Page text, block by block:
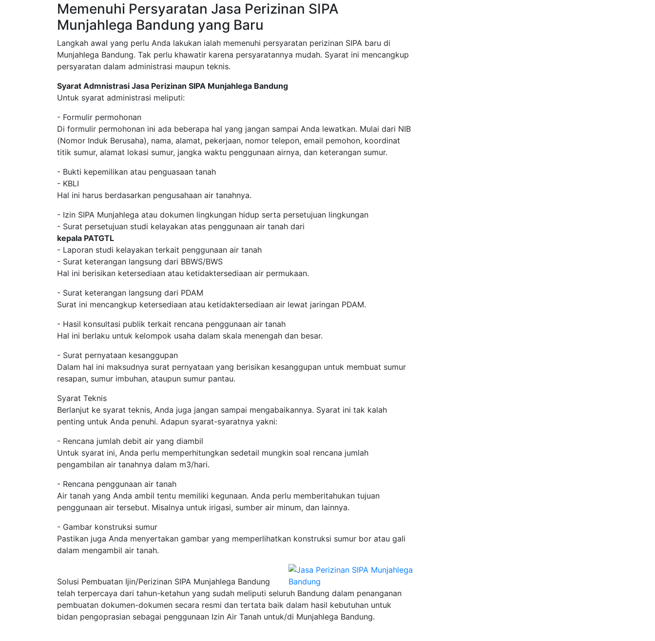
Memenuhi Persyaratan Jasa Perizinan SIPA
Munjahlega Bandung yang Baru
Langkah awal yang perlu Anda lakukan ialah memenuhi persyaratan perizinan SIPA baru di
Munjahlega Bandung. Tak perlu khawatir karena persyaratannya mudah. Syarat ini mencangkup
persyaratan dalam administrasi maupun teknis.
Syarat Admnistrasi Jasa Perizinan SIPA Munjahlega Bandung
Untuk syarat administrasi meliputi:
- Formulir permohonan
Di formulir permohonan ini ada beberapa hal yang jangan sampai Anda lewatkan. Mulai dari NIB
(Nomor Induk Berusaha), nama, alamat, pekerjaan, nomor telepon, email pemohon, koordinat
titik sumur, alamat lokasi sumur, jangka waktu penggunaan airnya, dan keterangan sumur.
- Bukti kepemilikan atau penguasaan tanah
- KBLI
Hal ini harus berdasarkan pengusahaan air tanahnya.
- Izin SIPA Munjahlega atau dokumen lingkungan hidup serta persetujuan lingkungan
- Surat persetujuan studi kelayakan atas penggunaan air tanah dari
kepala PATGTL
- Laporan studi kelayakan terkait penggunaan air tanah
- Surat keterangan langsung dari BBWS/BWS
Hal ini berisikan ketersediaan atau ketidaktersediaan air permukaan.
- Surat keterangan langsung dari PDAM
Surat ini mencangkup ketersediaan atau ketidaktersediaan air lewat jaringan PDAM.
- Hasil konsultasi publik terkait rencana penggunaan air tanah
Hal ini berlaku untuk kelompok usaha dalam skala menengah dan besar.
- Surat pernyataan kesanggupan
Dalam hal ini maksudnya surat pernyataan yang berisikan kesanggupan untuk membuat sumur
resapan, sumur imbuhan, ataupun sumur pantau.
Syarat Teknis
Berlanjut ke syarat teknis, Anda juga jangan sampai mengabaikannya. Syarat ini tak kalah
penting untuk Anda penuhi. Adapun syarat-syaratnya yakni:
- Rencana jumlah debit air yang diambil
Untuk syarat ini, Anda perlu memperhitungkan sedetail mungkin soal rencana jumlah
pengambilan air tanahnya dalam m3/hari.
- Rencana penggunaan air tanah
Air tanah yang Anda ambil tentu memiliki kegunaan. Anda perlu memberitahukan tujuan
penggunaan air tersebut. Misalnya untuk irigasi, sumber air minum, dan lainnya.
- Gambar konstruksi sumur
Pastikan juga Anda menyertakan gambar yang memperlihatkan konstruksi sumur bor atau gali
dalam mengambil air tanah.
Solusi Pembuatan Ijin/Perizinan SIPA Munjahlega Bandung
telah terpercaya dari tahun-ketahun yang sudah meliputi seluruh Bandung dalam penanganan
pembuatan dokumen-dokumen secara resmi dan tertata baik dalam hasil kebutuhan untuk
bidan pengoprasian sebagai penggunaan Izin Air Tanah untuk/di Munjahlega Bandung.